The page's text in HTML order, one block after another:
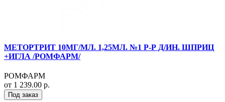
МЕТОРТРИТ 10МГ/МЛ. 1,25МЛ. №1 Р-Р Д/ИН. ШПРИЦ
+ИГЛА /РОМФАРМ/
РОМФАРМ
от 1 239.00 р.
Под заказ